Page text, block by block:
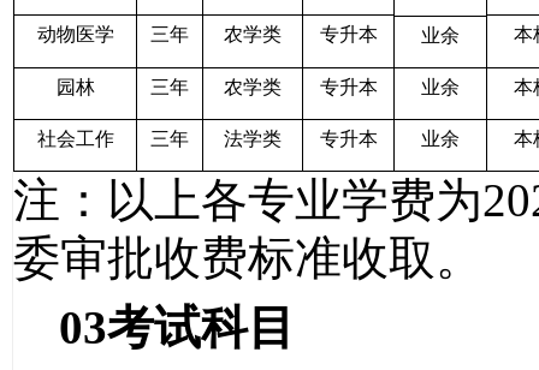
动物医学 三年 农学类 专升本 业余 本
园林 三年 农学类 专升本 业余 本
社会工作 三年 法学类 专升本 业余 本
注：以上各专业学费为20
委审批收费标准收取。
03考试科目